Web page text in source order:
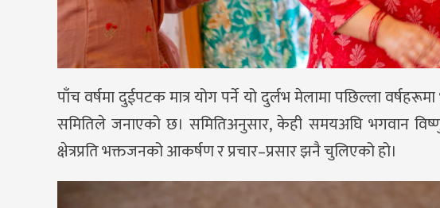
पाँच वर्षमा दुईपटक मात्र योग पर्ने यो दुर्लभ मेलामा पछिल्ला
समितिले जनाएको छ। समितिअनुसार, केही समयअघि भगवान
क्षेत्रप्रति भक्तजनको आकर्षण र प्रचार–प्रसार झनै चुलिएको हो।